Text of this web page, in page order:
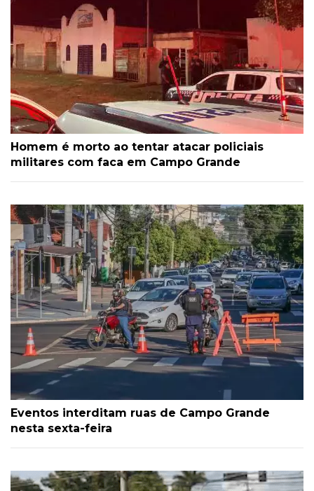
Homem é morto ao tentar atacar policiais
militares com faca em Campo Grande
Eventos interditam ruas de Campo Grande
nesta sexta-feira